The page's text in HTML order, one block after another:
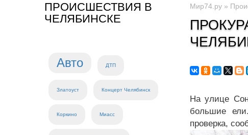
ПРОИСШЕСТВИЯ В
ЧЕЛЯБИНСКЕ
Авто ДТП
Златоуст Концерт Челябинск
Коркино Миасс
Мир74.ру »
На улице
большие
проверка,